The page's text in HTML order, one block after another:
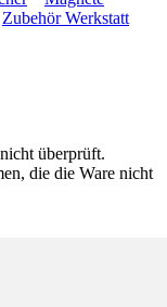
Zubehör Werkstatt
überprüft.
die die Ware nicht